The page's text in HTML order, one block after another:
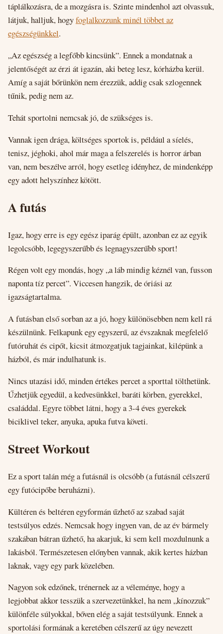
táplálkozásra, de a mozgásra is. Szinte mindenhol azt olvassuk,
látjuk, halljuk, hogyfoglalkozzunk minél többet az
egészségünkkel.
„Az egészség a legfőbb kincsünk”. Ennek a mondatnak a
jelentőségét az érzi át igazán, aki beteg lesz, kórházba kerül.
Amíg a saját bőrünkön nem érezzük, addig csak szlogennek
tűnik, pedig nem az.
Tehát sportolni nemcsak jó, de szükséges is.
Vannak igen drága, költséges sportok is, például a síelés,
tenisz, jéghoki, ahol már maga a felszerelés is horror árban
van, nem beszélve arról, hogy esetleg idényhez, de mindenképp
egy adott helyszínhez kötött.
A futás
Igaz, hogy erre is egy egész iparág épült, azonban ez az egyik
legolcsóbb, legegyszerűbb és legnagyszerűbb sport!
Régen volt egy mondás, hogy „a láb mindig kéznél van, fusson
naponta tíz percet”. Viccesen hangzik, de óriási az
igazságtartalma.
A futásban első sorban az a jó, hogy különösebben nem kell rá
készülnünk. Felkapunk egy egyszerű, az évszaknak megfelelő
futóruhát és cipőt, kicsit átmozgatjuk tagjainkat, kilépünk a
házból, és már indulhatunk is.
Nincs utazási idő, minden értékes percet a sporttal tölthetünk.
Űzhetjük egyedül, a kedvesünkkel, baráti körben, gyerekkel,
családdal. Egyre többet látni, hogy a 3-4 éves gyerekek
biciklivel teker, anyuka, apuka futva követi.
Street Workout
Ez a sport talán még a futásnál is olcsóbb (a futásnál célszerű
egy futócipőbe beruházni).
Kültéren és beltéren egyformán űzhető az szabad saját
testsúlyos edzés. Nemcsak hogy ingyen van, de az év bármely
szakában bátran űzhető, ha akarjuk, ki sem kell mozdulnunk a
lakásból. Természetesen előnyben vannak, akik kertes házban
laknak, vagy egy park közelében.
Nagyon sok edzőnek, trénernek az a véleménye, hogy a
legjobbat akkor tesszük a szervezetünkkel, ha nem „kínozzuk”
különféle súlyokkal, bőven elég a saját testsúlyunk. Ennek a
sportolási formának a keretében célszerű az úgy nevezett